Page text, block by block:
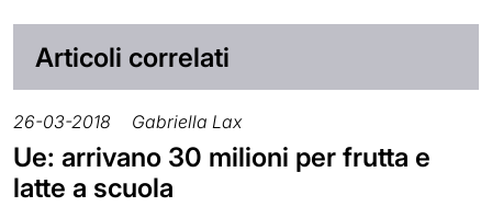
Articoli correlati
26-03-2018 Gabriella Lax
Ue: arrivano 30 milioni per frutta e
latte a scuola